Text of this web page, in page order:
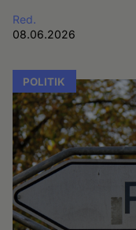
Red.
08.06.2026
POLITIK